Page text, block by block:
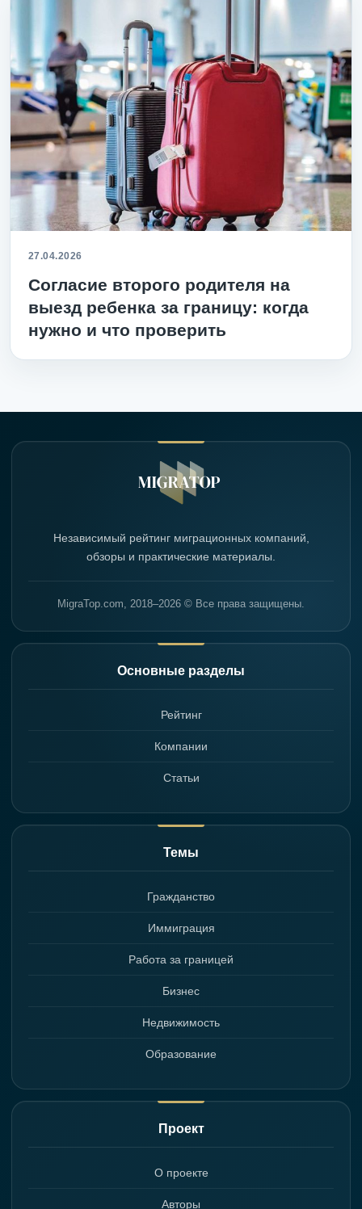
27.04.2026
Согласие второго родителя на
выезд ребенка за границу: когда
нужно и что проверить
Независимый рейтинг миграционных компаний,
обзоры и практические материалы.
MigraTop.com, 2018–2026 © Все права защищены.
Основные разделы
Рейтинг
Компании
Статьи
Темы
Гражданство
Иммиграция
Работа за границей
Бизнес
Недвижимость
Образование
Проект
О проекте
Авторы